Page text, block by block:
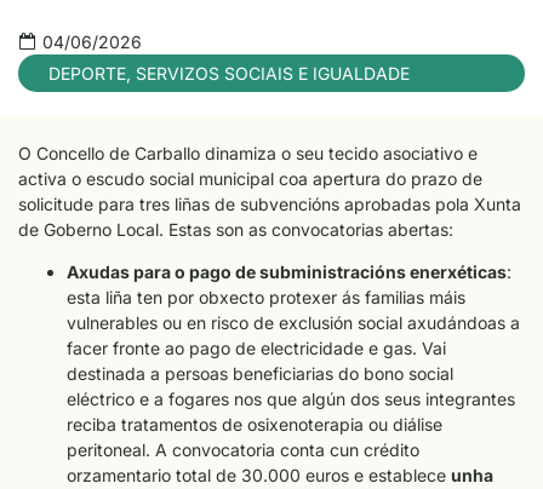
04/06/2026
DEPORTE, SERVIZOS SOCIAIS E IGUALDADE
O Concello de Carballo dinamiza o seu tecido asociativo e
activa o escudo social municipal coa apertura do prazo de
solicitude para tres liñas de subvencións aprobadas pola Xunta
de Goberno Local. Estas son as convocatorias abertas:
Axudas para o pago de subministracións enerxéticas:
esta liña ten por obxecto protexer ás familias máis
vulnerables ou en risco de exclusión social axudándoas a
facer fronte ao pago de electricidade e gas. Vai
destinada a persoas beneficiarias do bono social
eléctrico e a fogares nos que algún dos seus integrantes
reciba tratamentos de osixenoterapia ou diálise
peritoneal. A convocatoria conta cun crédito
orzamentario total de 30.000 euros e establece unha